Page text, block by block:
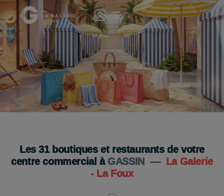
Les31boutiques et restaurants de votre
centre commercial à GASSIN —
La Galerie
- La Foux